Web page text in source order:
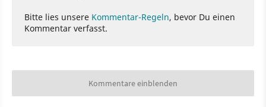
Bitte lies unsere Kommentar-Regeln, bevor Du einen
Kommentar verfasst.
Kommentare einblenden